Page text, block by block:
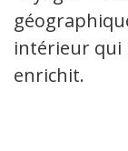
intérieur qui
enrichit.